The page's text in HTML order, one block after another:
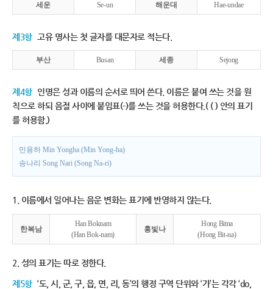
세운 Se-un 해운대 Hae-undae
제3항 고유 명사는 첫 글자를 대문자로 적는다.
부산 Busan 세종 Sejong
제4항 인명은 성과 이름의 순서로 띄어 쓴다. 이름은 붙여 쓰는 것을 원
칙으로 하되 음절 사이에 붙임표(-)를 쓰는 것을 허용한다.( ( ) 안의 표기
를 허용함.)
민용하 Min Yongha (Min Yong-ha)
송나리 Song Nari (Song Na-ri)
1. 이름에서 일어나는 음운 변화는 표기에 반영하지 않는다.
한복남
Han Boknam
(Han Bok-nam)
홍빛나
Hong Bitna
(Hong Bit-na)
2. 성의 표기는 따로 정한다.
제5항 ‘도, 시, 군, 구, 읍, 면, 리, 동’의 행정 구역 단위와 ‘가’는 각각 ‘do,